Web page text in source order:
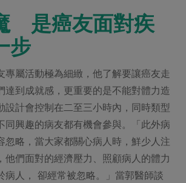
是癌友面對疾
步
專屬活動極為細緻，他了解要讓癌友走
達到成就感，更重要的是不能對體力造
設計會控制在二至三小時內，同時類型
同興趣的病友都有機會參與。「此外病
忽略，當大家都關心病人時，鮮少人注
他們面對的經濟壓力、照顧病人的體力
病人， 卻經常被忽略。」當郭醫師談